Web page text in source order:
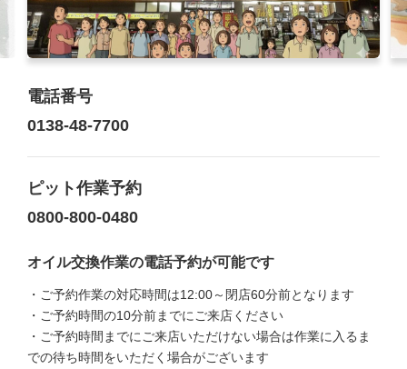
電話番号
0138-48-7700
ピット作業予約
0800-800-0480
オイル交換作業の電話予約が可能です
・ご予約作業の対応時間は12:00～閉店60分前となります
・ご予約時間の10分前までにご来店ください
・ご予約時間までにご来店いただけない場合は作業に入るま
での待ち時間をいただく場合がございます